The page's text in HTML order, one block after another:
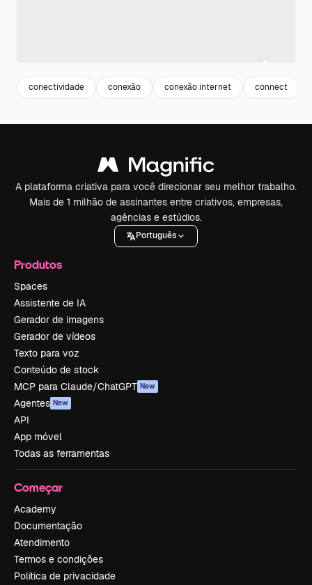
conectividade conexão conexão internet connect
A plataforma criativa para você direcionar seu melhor trabalho.
Mais de 1 milhão de assinantes entre criativos, empresas,
agências e estúdios.
Português
Produtos
Spaces
Assistente de IA
Gerador de imagens
Gerador de vídeos
Texto para voz
Conteúdo de stock
MCP para Claude/ChatGPT New
Agentes New
API
App móvel
Todas as ferramentas
Começar
Academy
Documentação
Atendimento
Termos e condições
Política de privacidade